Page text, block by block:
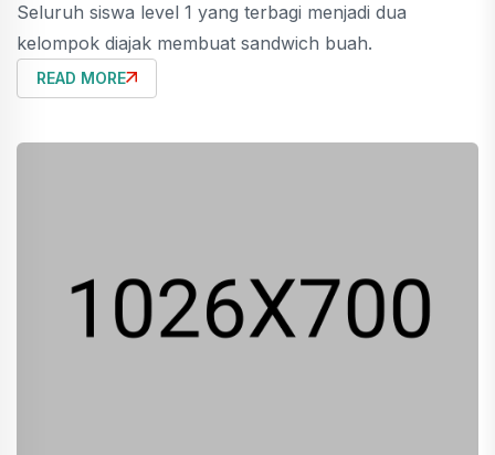
Seluruh siswa level 1 yang terbagi menjadi dua
kelompok diajak membuat sandwich buah.
READ MORE